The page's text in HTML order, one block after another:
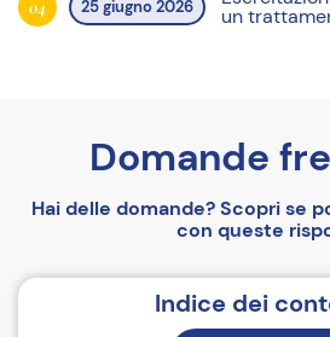
04 25 giugno 2026 un
Domande
Hai delle domande? Scopri se
con queste
Indice dei